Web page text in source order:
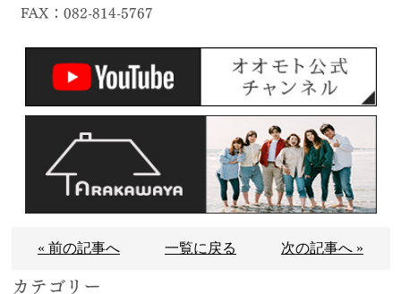
FAX：082-814-5767
« 前の記事へ 一覧に戻る 次の記事へ »
カテゴリー